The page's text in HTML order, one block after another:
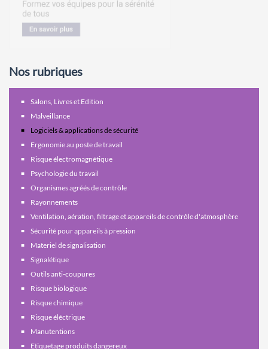
Nos rubriques
Salons, Livres et Edition
Malveillance
Logiciels & applications de sécurité
Ergonomie au poste de travail
Risque électromagnétique
Psychologie du travail
Organismes agréés de contrôle
Rayonnements
Ventilation, aération, filtrage et appareils de contrôle d'atmosphère
Sécurité pour appareils à pression
Materiel de signalisation
Signalétique
Outils anti-coupures
Risque biologique
Risque chimique
Risque éléctrique
Manutentions
Etiquetage produits dangereux